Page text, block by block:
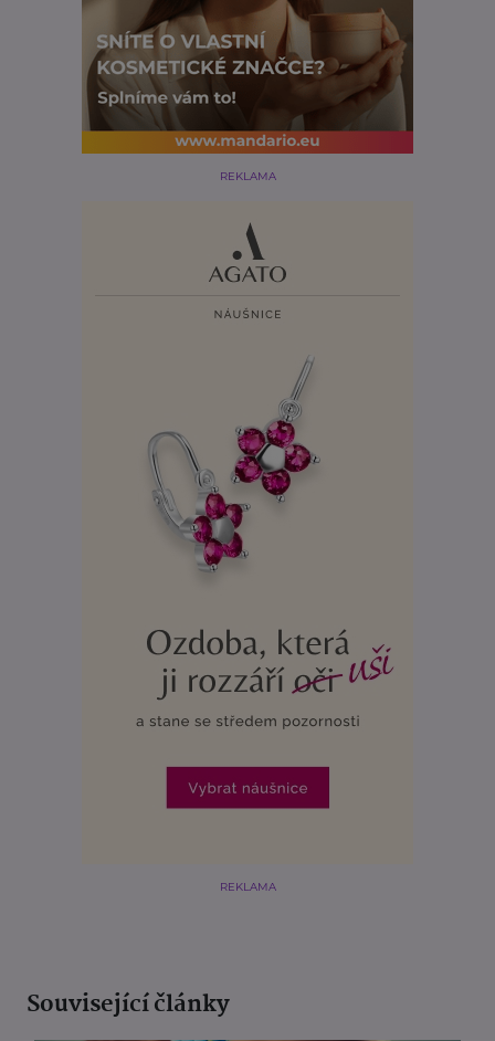
REKLAMA
REKLAMA
Související články